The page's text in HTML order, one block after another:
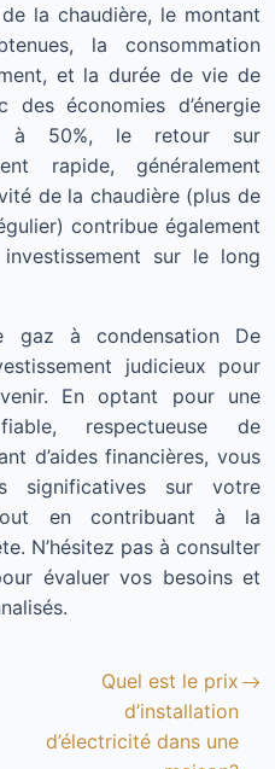
la chaudière, le montant
la consommation
et la durée de vie de
des économies d’énergie
à 50%, le retour sur
rapide, généralement
de la chaudière (plus de
contribue également
sur le long
gaz à condensation De
judicieux pour
En optant pour une
respectueuse de
d’aides financières, vous
significatives sur votre
en contribuant à la
N’hésitez pas à consulter
évaluer vos besoins et
Quel est le prix
d’installation
d’électricité dans une